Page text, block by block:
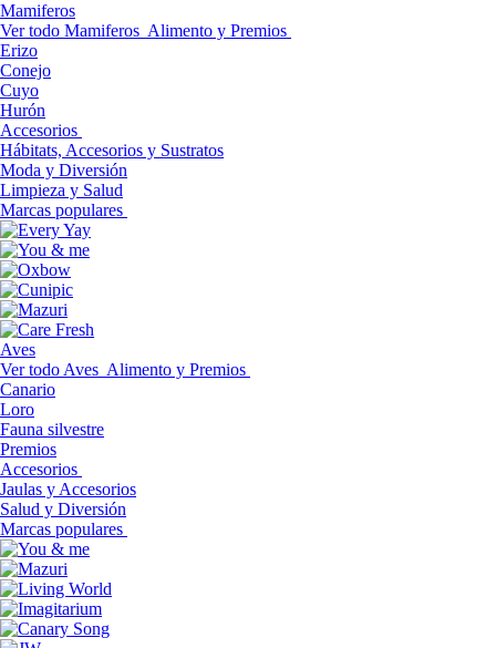
Mamiferos
Ver todo Mamiferos Alimento y Premios
Erizo
Conejo
Cuyo
Hurón
Accesorios
Hábitats, Accesorios y Sustratos
Moda y Diversión
Limpieza y Salud
Marcas populares
Aves
Ver todo Aves Alimento y Premios
Canario
Loro
Fauna silvestre
Premios
Accesorios
Jaulas y Accesorios
Salud y Diversión
Marcas populares